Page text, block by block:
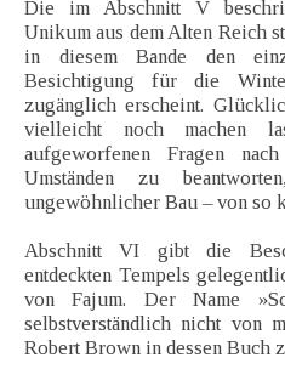
Die im Abschnitt V
Unikum aus dem Alten Reich
in diesem Bande den
Besichtigung für die
zugänglich erscheint.
vielleicht noch machen
aufgeworfenen Fragen
Umständen zu
ungewöhnlicher Bau – von so
Abschnitt VI gibt die
entdeckten Tempels
von Fajum. Der Name
selbstverständlich nicht von
Robert Brown in dessen Buch